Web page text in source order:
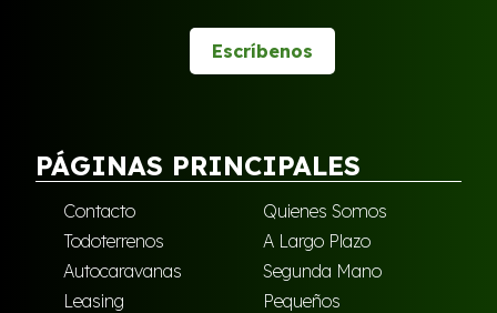
Escríbenos
PÁGINAS PRINCIPALES
Contacto
Quienes Somos
Todoterrenos
A Largo Plazo
Autocaravanas
Segunda Mano
Leasing
Pequeños